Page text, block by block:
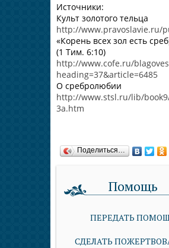
Источники:
Культ золотого тельца
http://www.pravoslavie.ru/
«Корень всех зол есть
(1 Тим. 6:10)
http://www.cofe.ru/
heading=37&article=6485
О сребролюбии
http://www.stsl.ru/lib/
3a.htm
Поделиться…
Помощь
ПЕРЕДАТЬ
СДЕЛАТЬ